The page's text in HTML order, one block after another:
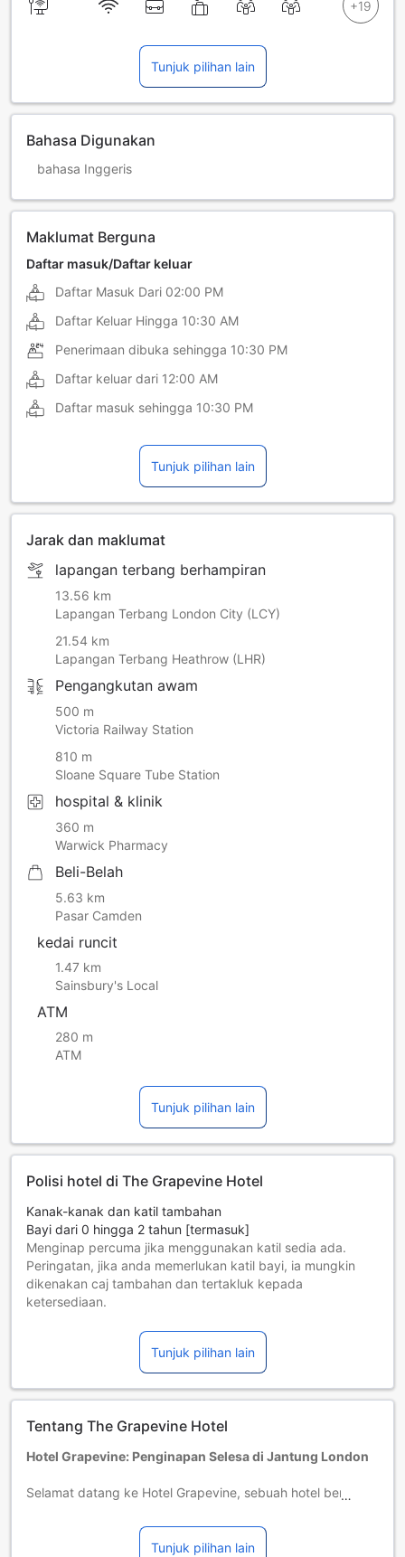
Tunjuk pilihan lain
Bahasa Digunakan
bahasa Inggeris
Maklumat Berguna
Daftar masuk/Daftar keluar
Daftar Masuk Dari 02:00 PM
Daftar Keluar Hingga 10:30 AM
Penerimaan dibuka sehingga 10:30 PM
Daftar keluar dari 12:00 AM
Daftar masuk sehingga 10:30 PM
Tunjuk pilihan lain
Jarak dan maklumat
lapangan terbang berhampiran
13.56 km
Lapangan Terbang London City (LCY)
21.54 km
Lapangan Terbang Heathrow (LHR)
Pengangkutan awam
500 m
Victoria Railway Station
810 m
Sloane Square Tube Station
hospital & klinik
360 m
Warwick Pharmacy
Beli-Belah
5.63 km
Pasar Camden
kedai runcit
1.47 km
Sainsbury's Local
ATM
280 m
ATM
Tunjuk pilihan lain
Polisi hotel di The Grapevine Hotel
Kanak-kanak dan katil tambahan
Bayi dari 0 hingga 2 tahun [termasuk]
Menginap percuma jika menggunakan katil sedia ada.
Peringatan, jika anda memerlukan katil bayi, ia mungkin
dikenakan caj tambahan dan tertakluk kepada
ketersediaan.
Mesti gunakan katil tambahan
Tetamu yang berumur 18 tahun dan ke atas dianggap
sebagai orang dewasa
Katil tambahan adalah bergantung kepada bilik yang anda
lanjut.
berbeza dan caj tambahan mungkin akan diguna pakai.
Tunjuk pilihan lain
Tentang The Grapevine Hotel
Hotel Grapevine: Penginapan Selesa di Jantung London
Selamat datang ke Hotel Grapevine, sebuah hotel bertaraf
United Kingdom. Dibina pada tahun 1978 dan baru sahaja
menjalani pengubahsuaian pada tahun 2023, hotel ini
Tunjuk pilihan lain